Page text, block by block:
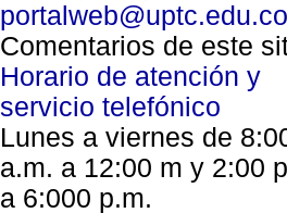
portalweb@uptc.edu.co
Comentarios de este
Horario de atención y
servicio telefónico
Lunes a viernes de
a.m. a 12:00 m y 2:00
a 6:000 p.m.